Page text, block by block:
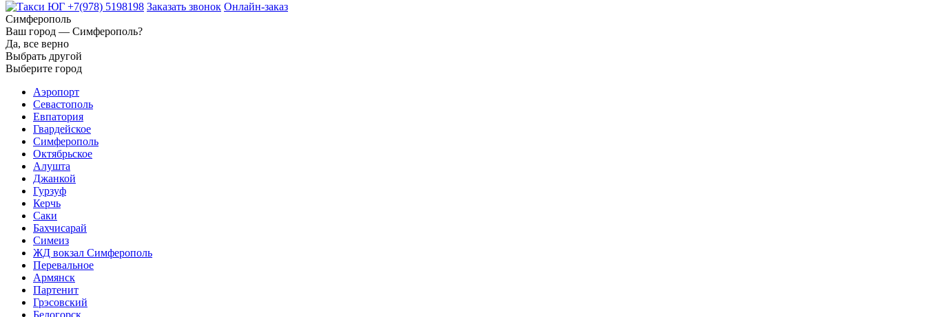
+7(978) 5198198 Заказать звонок Онлайн-заказ
Симферополь
Ваш город — Симферополь?
Да, все верно
Выбрать другой
Выберите город
Аэропорт
Севастополь
Евпатория
Гвардейское
Симферополь
Октябрьское
Алушта
Джанкой
Гурзуф
Керчь
Саки
Бахчисарай
Симеиз
ЖД вокзал Симферополь
Перевальное
Армянск
Партенит
Грэсовский
Белогорск